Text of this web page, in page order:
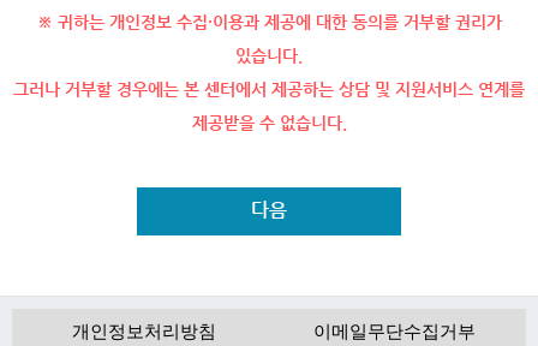
※ 귀하는 개인정보 수집·이용과 제공에 대한 동의를 거부할 권리가
있습니다.
그러나 거부할 경우에는 본 센터에서 제공하는 상담 및 지원서비스 연계를
제공받을 수 없습니다.
다음
개인정보처리방침 이메일무단수집거부